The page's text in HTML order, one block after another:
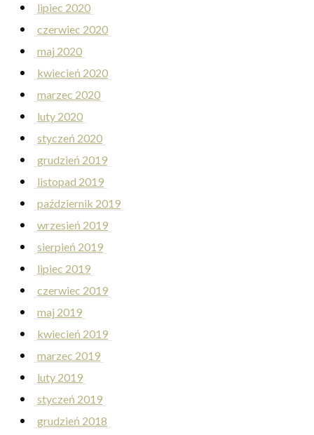
lipiec 2020
czerwiec 2020
maj 2020
kwiecień 2020
marzec 2020
luty 2020
styczeń 2020
grudzień 2019
listopad 2019
październik 2019
wrzesień 2019
sierpień 2019
lipiec 2019
czerwiec 2019
maj 2019
kwiecień 2019
marzec 2019
luty 2019
styczeń 2019
grudzień 2018